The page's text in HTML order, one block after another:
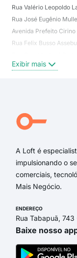
Rua Valério Leopoldo
Rua José Eugênio
Avenida Prefeito
Rua Felix Busso
Rua Emilio Jannis
Avenida Raial Leste-
Rua Adolfo Cabral Júnior
Exibir mais
A Loft é
impulsionando o
comerciais,
Mais Negócio.
ENDEREÇO
Rua Tabapuã,
Baixe nosso